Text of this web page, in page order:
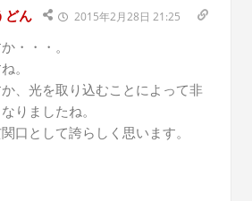
どん 2015年2月28日 21:25
・・・。
。
、光を取り込むことによって非
りましたね。
口として誇らしく思います。